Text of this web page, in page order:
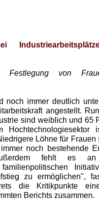
Festlegung von
noch immer deutlich
angestellt.
sind weiblich und 65
Löhne für Frauen
noch bestehende
fehlt es an
zu ermöglichen",
die Kritikpunkte
Berichts zusammen.